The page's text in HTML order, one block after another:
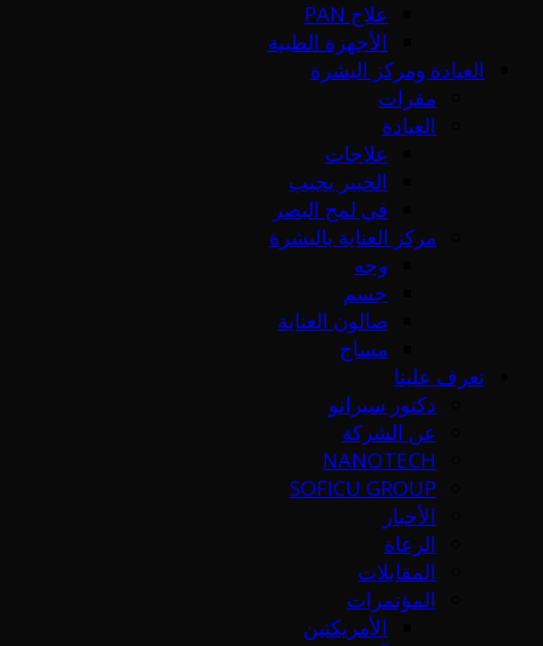
علاج PAN
الأجهزة الطبية
العيادة ومركز البشرة
مقرات
العيادة
علاجات
الخبير يجيب
في لمح البصر
مركز العناية بالبشرة
وجه
جسم
صالون العناية
مساج
تعرف علينا
دكتور سيرانو
عن الشركة
NANOTECH
SOFICU GROUP
الأخبار
الرعاة
المقابلات
المؤتمرات
الأمريكتين